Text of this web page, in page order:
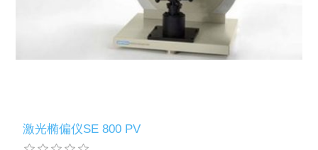
激光椭偏仪SE 800 PV